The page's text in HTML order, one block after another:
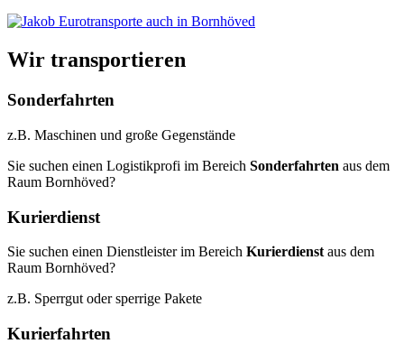
Wir transportieren
Sonderfahrten
z.B. Maschinen und große Gegenstände
Sie suchen einen Logistikprofi im Bereich Sonderfahrten aus dem
Raum Bornhöved?
Kurierdienst
Sie suchen einen Dienstleister im Bereich Kurierdienst aus dem
Raum Bornhöved?
z.B. Sperrgut oder sperrige Pakete
Kurierfahrten